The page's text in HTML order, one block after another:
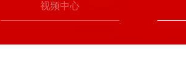
视频中心